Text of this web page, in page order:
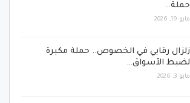
حملة…
مايو 19, 2026
زلزال رقابي في الخصوص.. حملة مكبرة
لضبط الأسواق…
مايو 3, 2026